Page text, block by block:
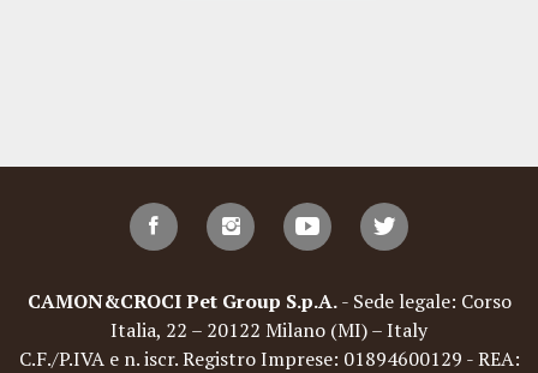
CAMON&CROCI Pet Group S.p.A.- Sede legale: Corso
Italia, 22 – 20122 Milano (MI) – Italy
C.F./P.IVA e n. iscr. Registro Imprese: 01894600129 - REA: